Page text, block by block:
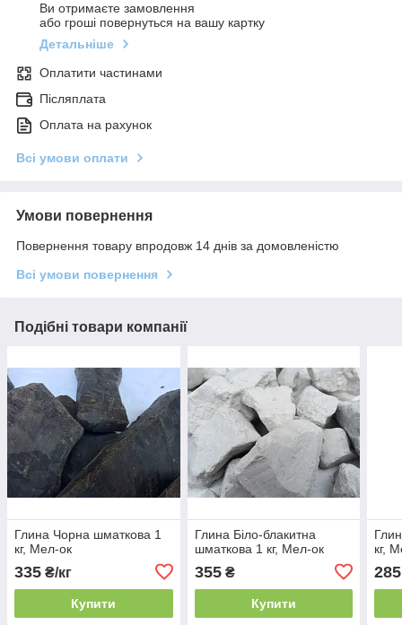
Ви отримаєте замовлення
або гроші повернуться на вашу картку
Детальніше
Оплатити частинами
Післяплата
Оплата на рахунок
Всі умови оплати
Умови повернення
Повернення товару впродовж 14 днів за домовленістю
Всі умови повернення
Подібні товари компанії
Глина Чорна шматкова 1
кг, Мел-ок
335 ₴/кг
Купити
Глина Біло-блакитна
шматкова 1 кг, Мел-ок
355₴
Купити
кг,
285